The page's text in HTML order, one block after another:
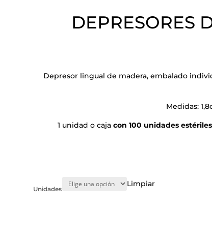
DEPRESORES
Depresor lingual de madera, embalado
Medidas:
1 unidad o caja con 100 unidades
Unidades
Limpiar